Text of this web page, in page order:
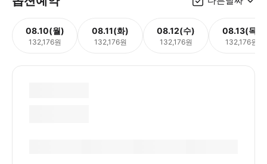
08.10(월)
132,176원
08.11(화)
132,176원
08.12(수)
132,176원
08.13(목)
132,176원